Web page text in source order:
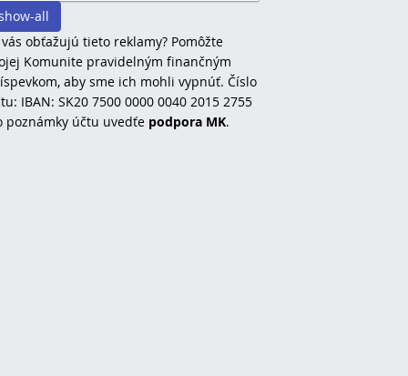
all
obťažujú tieto reklamy? Pomôžte
Komunite pravidelným finančným
aby sme ich mohli vypnúť. Číslo
IBAN: SK20 7500 0000 0040 2015 2755
poznámky účtu uvedťe podpora MK.